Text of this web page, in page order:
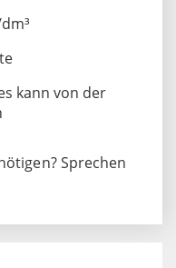
kann von der
Sprechen